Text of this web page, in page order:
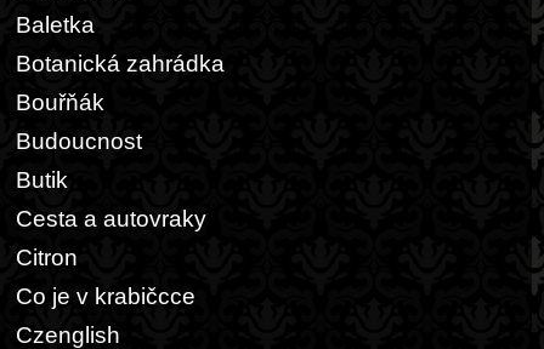
Baletka
Botanická zahrádka
Bouřňák
Budoucnost
Butik
Cesta a autovraky
Citron
Co je v krabičcce
Czenglish